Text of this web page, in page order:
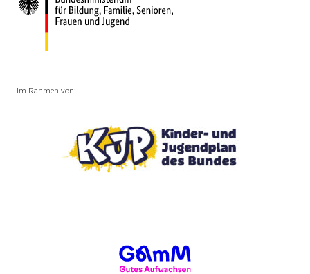
Im Rahmen von: